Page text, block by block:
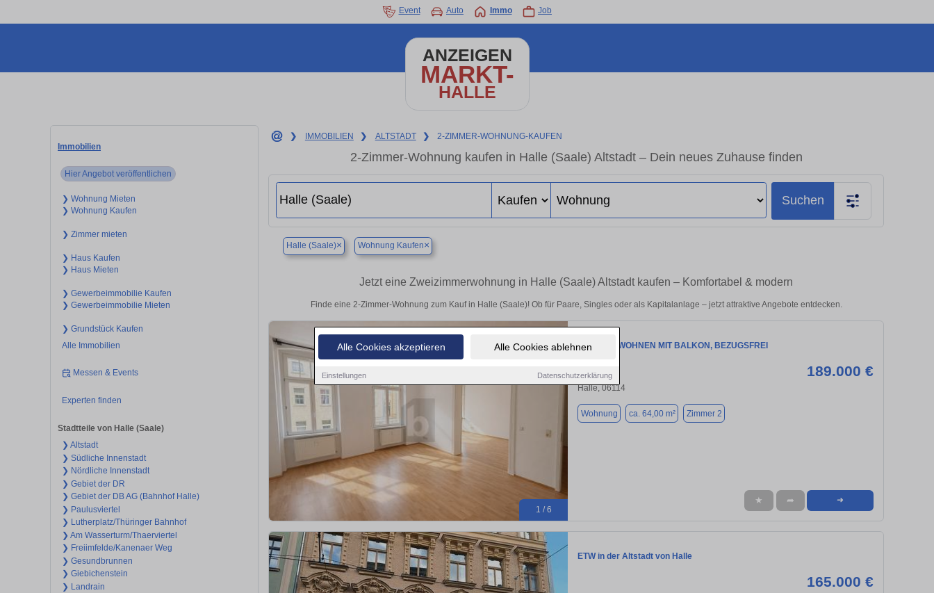
Alle Cookies akzeptieren Alle Cookies ablehnen
Einstellungen Datenschutzerklärung
Event Auto Immo Job
ANZEIGEN
MARKT-
HALLE
Immobilien
Hier Angebot veröffentlichen
❯ Wohnung Mieten
❯ Wohnung Kaufen
❯ Zimmer mieten
❯ Haus Kaufen
❯ Haus Mieten
❯ Gewerbeimmobilie Kaufen
❯ Gewerbeimmobilie Mieten
❯ Grundstück Kaufen
Alle Immobilien
Messen & Events
Experten finden
Stadtteile von Halle (Saale)
❯ Altstadt
❯ Südliche Innenstadt
❯ Nördliche Innenstadt
❯ Gebiet der DR
❯ Gebiet der DB AG (Bahnhof Halle)
❯ Paulusviertel
❯ Lutherplatz/Thüringer Bahnhof
❯ Am Wasserturm/Thaerviertel
❯ Freiimfelde/Kanenaer Weg
❯ Gesundbrunnen
❯ Giebichenstein
❯ Landrain
❯ IMMOBILIEN ❯ ALTSTADT ❯ 2-ZIMMER-WOHNUNG-KAUFEN
2-Zimmer-Wohnung kaufen in Halle (Saale) Altstadt – Dein neues Zuhause finden
Suchen
Halle (Saale)× Wohnung Kaufen×
Jetzt eine Zweizimmerwohnung in Halle (Saale) Altstadt kaufen – Komfortabel & modern
Finde eine 2-Zimmer-Wohnung zum Kauf in Halle (Saale)! Ob für Paare, Singles oder als Kapitalanlage – jetzt attraktive Angebote entdecken.
1 / 6
STILVOLL WOHNEN MIT BALKON, BEZUGSFREI
189.000 €
Halle, 06114
Wohnung ca. 64,00 m² Zimmer 2
★ ➦ ➜
ETW in der Altstadt von Halle
165.000 €